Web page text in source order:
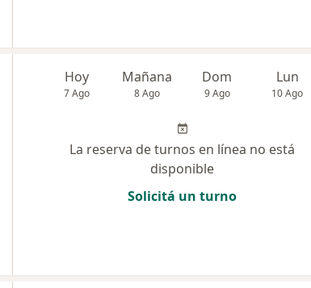
Hoy
7 Ago
Mañana
8 Ago
Dom
9 Ago
Lun
10 Ago
La reserva de turnos en línea no está
disponible
Solicitá un turno